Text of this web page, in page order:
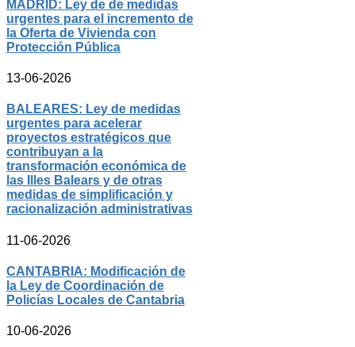
MADRID: Ley de de medidas
urgentes para el incremento de
la Oferta de Vivienda con
Protección Pública
13-06-2026
BALEARES: Ley de medidas
urgentes para acelerar
proyectos estratégicos que
contribuyan a la
transformación económica de
las Illes Balears y de otras
medidas de simplificación y
racionalización administrativas
11-06-2026
CANTABRIA: Modificación de
la Ley de Coordinación de
Policías Locales de Cantabria
10-06-2026